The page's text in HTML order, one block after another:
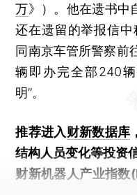
万》）。他在遗书中
还在遗留的举报信
同南京车管所警察前
辆即办完全部240
明”。
推荐进入财新数据库
结构人员变化等投资
财新机器人产业指数